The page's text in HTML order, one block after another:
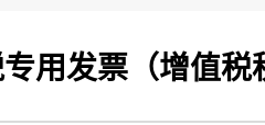
用发票（增值